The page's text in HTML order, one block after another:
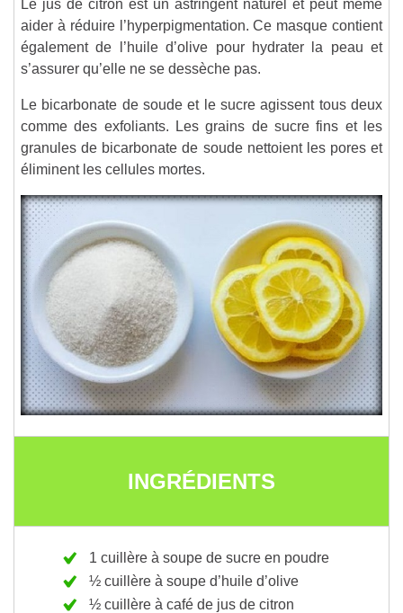
Le jus de citron est un astringent naturel et peut même
aider à réduire l’hyperpigmentation. Ce masque contient
également de l’huile d’olive pour hydrater la peau et
s’assurer qu’elle ne se dessèche pas.
Le bicarbonate de soude et le sucre agissent tous deux
comme des exfoliants. Les grains de sucre fins et les
granules de bicarbonate de soude nettoient les pores et
éliminent les cellules mortes.
INGRÉDIENTS
1 cuillère à soupe de sucre en poudre
½ cuillère à soupe d’huile d’olive
½ cuillère à café de jus de citron